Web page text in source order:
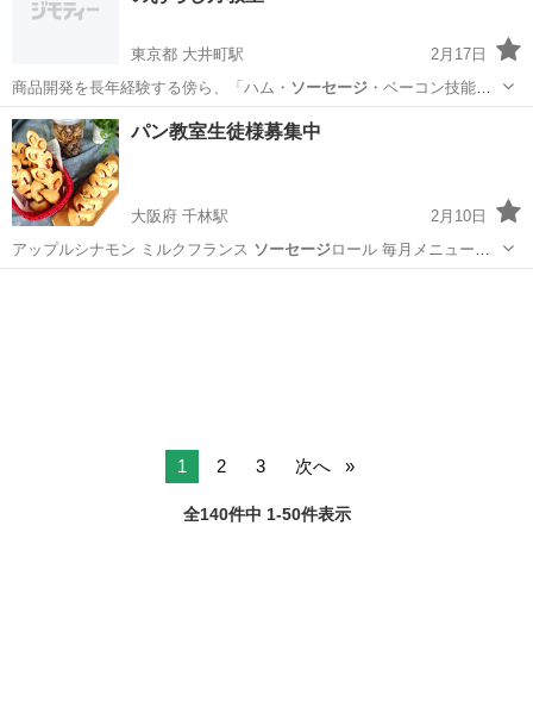
東京都 大井町駅
2月17日
商品開発を長年経験する傍ら、「ハム・ ソーセージ・ベーコン技能士1
級」「惣菜管理士1…
東京 品川区 大井町駅 料理 お刺身
パン教室生徒様募集中
大阪府 千林駅
2月10日
アップルシナモン ミルクフランス ソーセージロール 毎月メニューが
変わります。…
1 2 3 次へ
全140件中 1-50件表示